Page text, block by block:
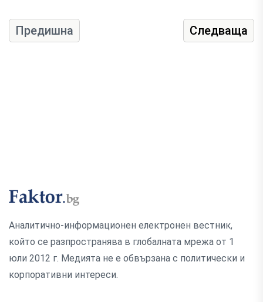
Предишна Следваща
Аналитично-информационен електронен вестник,
който се разпространява в глобалната мрежа от 1
юли 2012 г. Медията не е обвързана с политически и
корпоративни интереси.